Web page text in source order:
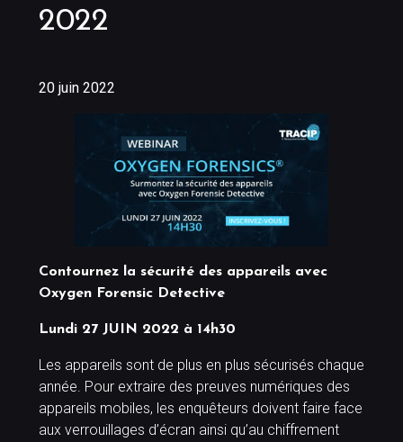
2022
20 juin 2022
Contournez la sécurité des appareils avec
Oxygen Forensic Detective
Lundi 27 JUIN 2022 à 14h30
Les appareils sont de plus en plus sécurisés chaque
année. Pour extraire des preuves numériques des
appareils mobiles, les enquêteurs doivent faire face
aux verrouillages d’écran ainsi qu’au chiffrement